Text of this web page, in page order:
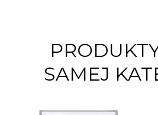
SAMEJ